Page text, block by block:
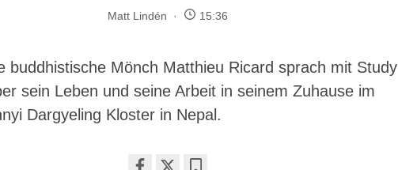
Matt Lindén 15:36
buddhistische Mönch Matthieu Ricard sprach mit Study
sein Leben und seine Arbeit in seinem Zuhause im
Dargyeling Kloster in Nepal.